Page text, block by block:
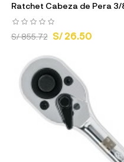
Ratchet Cabeza de Pera 3/
S/ 855.72 S/ 26.50